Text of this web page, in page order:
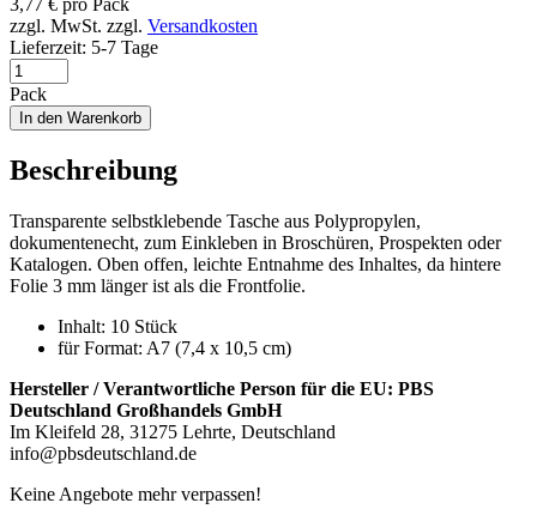
zzgl. MwSt. zzgl. Versandkosten
Lieferzeit: 5-7 Tage
Pack
In den Warenkorb
Beschreibung
Transparente selbstklebende Tasche aus Polypropylen,
dokumentenecht, zum Einkleben in Broschüren, Prospekten oder
Katalogen. Oben offen, leichte Entnahme des Inhaltes, da hintere
Folie 3 mm länger ist als die Frontfolie.
Inhalt: 10 Stück
für Format: A7 (7,4 x 10,5 cm)
Hersteller / Verantwortliche Person für die EU: PBS
Deutschland Großhandels GmbH
Im Kleifeld 28, 31275 Lehrte, Deutschland
info@pbsdeutschland.de
Keine Angebote mehr verpassen!